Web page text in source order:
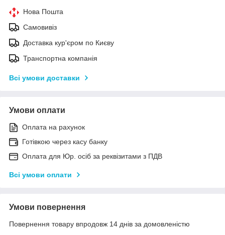
Нова Пошта
Самовивіз
Доставка кур'єром по Києву
Транспортна компанія
Всі умови доставки
Умови оплати
Оплата на рахунок
Готівкою через касу банку
Оплата для Юр. осіб за реквізитами з ПДВ
Всі умови оплати
Умови повернення
Повернення товару впродовж 14 днів за домовленістю